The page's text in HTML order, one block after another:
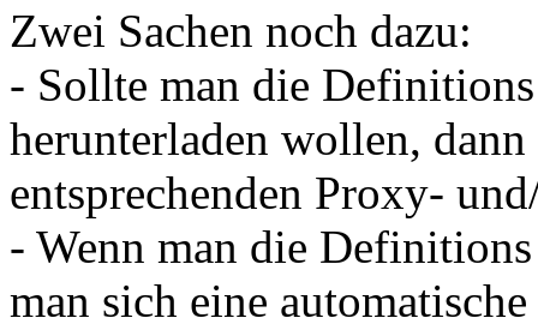
Zwei Sachen noch dazu:
- Sollte man die
herunterladen wollen,
entsprechenden Proxy-
- Wenn man die
man sich eine